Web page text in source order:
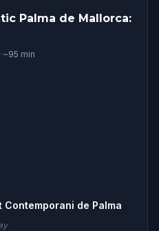
Palma de Mallorca:
·~95 min
Contemporani de Palma